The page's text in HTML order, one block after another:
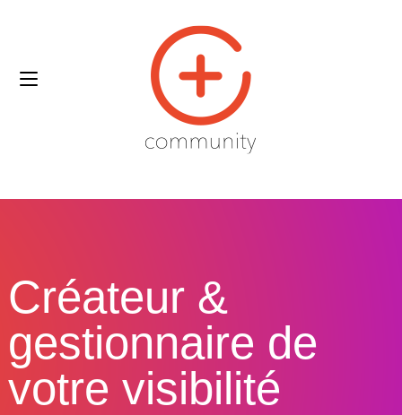
Créateur &
gestionnaire de
votre visibilité​